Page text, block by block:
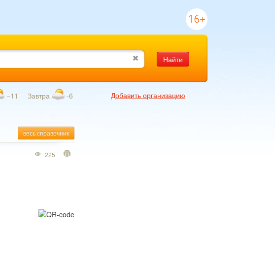
16+
Найти
−11 Завтра -6
Добавить организацию
весь справочник
225